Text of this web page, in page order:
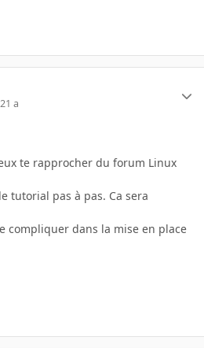
21 a
te rapprocher du forum Linux
tutorial pas à pas. Ca sera
compliquer dans la mise en place